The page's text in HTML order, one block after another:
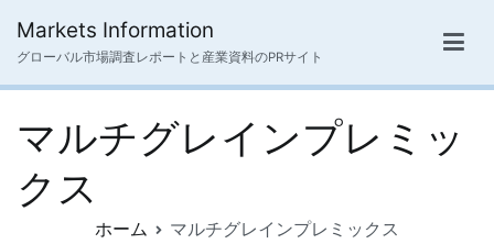
ス
Markets Information
グローバル市場調査レポートと産業資料のPRサイト
マルチグレインプレミッ
クス
ホーム マルチグレインプレミックス